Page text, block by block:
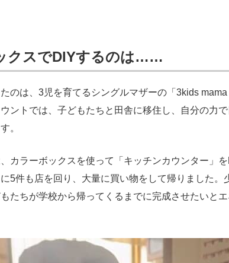
クスでDIYするのは……
のは、3児を育てるシングルマザーの「3kids mama
ントでは、子どもたちと田舎に移住し、自分の力
。
カラーボックスを使って「キッチンカウンター」を
5件も店を回り、大量に買い物をして帰りました。
たちが学校から帰ってくるまでに完成させたいと